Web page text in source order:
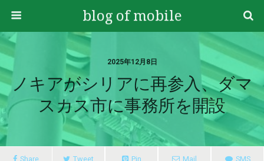
blog of mobile
2025年12月8日
ノキアがシリアに再参入、ダマ
スカス市に事務所を開設
Share Tweet Pin Mail SMS